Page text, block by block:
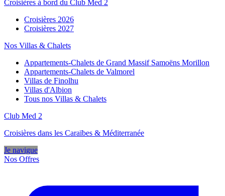
Croisières à bord du Club Med 2
Croisières 2026
Croisières 2027
Nos Villas & Chalets
Appartements-Chalets de Grand Massif Samoëns Morillon
Appartements-Chalets de Valmorel
Villas de Finolhu
Villas d'Albion
Tous nos Villas & Chalets
Club Med 2
Croisières dans les Caraïbes & Méditerranée
Je navigue
Nos Offres